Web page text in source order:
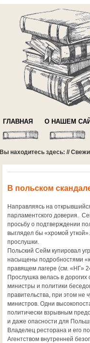
ГЛАВНАЯ О НАШЕМ
Вы находитесь здесь: //
В польском
Направляясь на
парламентского доверия.
просьбу о подтверждении
выглядел бы «хромой
прослушки.
Польский Сейм купировал
насыщены подробностями
правящем лагере (см. «НГ»
Прослушка велась в
министры и политики
правительства, при этом не
министров. Одни
политически взрывным
и даже опасности для
Владелец ресторана и его
Агентством внутренней